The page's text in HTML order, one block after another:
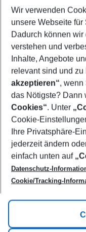
Select your date
09/08/26–07/
Who will travel
2 adults No
Footer
Footer navigation
Title A
Link A
Wir verwenden
unsere Webseite
Dadurch können
verstehen und
Inhalte, Angebote
relevant sind und
akzeptieren“, wenn
das Nötigste? Dann
Cookies“. Unter
Cookie-
Ihre Privatsphäre-
jederzeit ändern
einfach unten auf
Datenschutz-
Cookie/Tracking-